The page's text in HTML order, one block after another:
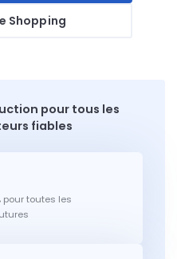
Shopping
pour tous les
fiables
pour toutes les